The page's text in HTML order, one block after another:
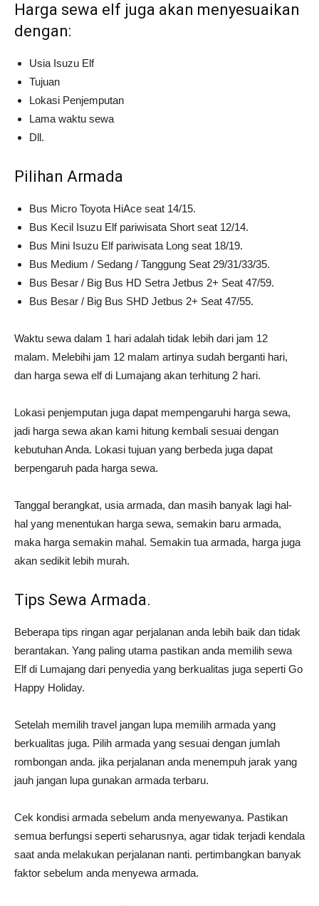
Harga sewa elf juga akan menyesuaikan
dengan:
Usia Isuzu Elf
Tujuan
Lokasi Penjemputan
Lama waktu sewa
Dll.
Pilihan Armada
Bus Micro Toyota HiAce seat 14/15.
Bus Kecil Isuzu Elf pariwisata Short seat 12/14.
Bus Mini Isuzu Elf pariwisata Long seat 18/19.
Bus Medium / Sedang / Tanggung Seat 29/31/33/35.
Bus Besar / Big Bus HD Setra Jetbus 2+ Seat 47/59.
Bus Besar / Big Bus SHD Jetbus 2+ Seat 47/55.
Waktu sewa dalam 1 hari adalah tidak lebih dari jam 12
malam. Melebihi jam 12 malam artinya sudah berganti hari,
dan harga sewa elf di Lumajang akan terhitung 2 hari.
Lokasi penjemputan juga dapat mempengaruhi harga sewa,
jadi harga sewa akan kami hitung kembali sesuai dengan
kebutuhan Anda. Lokasi tujuan yang berbeda juga dapat
berpengaruh pada harga sewa.
Tanggal berangkat, usia armada, dan masih banyak lagi hal-
hal yang menentukan harga sewa, semakin baru armada,
maka harga semakin mahal. Semakin tua armada, harga juga
akan sedikit lebih murah.
Tips Sewa Armada.
Beberapa tips ringan agar perjalanan anda lebih baik dan tidak
berantakan. Yang paling utama pastikan anda memilih sewa
Elf di Lumajang dari penyedia yang berkualitas juga seperti Go
Happy Holiday.
Setelah memilih travel jangan lupa memilih armada yang
berkualitas juga. Pilih armada yang sesuai dengan jumlah
rombongan anda. jika perjalanan anda menempuh jarak yang
jauh jangan lupa gunakan armada terbaru.
Cek kondisi armada sebelum anda menyewanya. Pastikan
semua berfungsi seperti seharusnya, agar tidak terjadi kendala
saat anda melakukan perjalanan nanti. pertimbangkan banyak
faktor sebelum anda menyewa armada.